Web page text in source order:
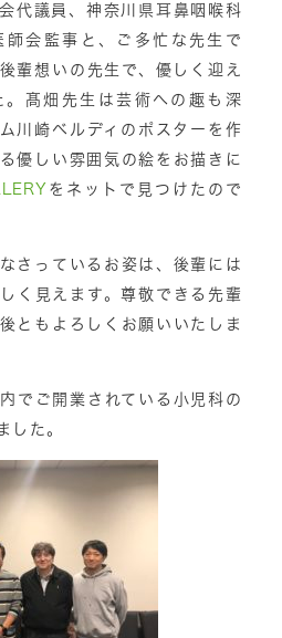
代議員、神奈川県耳鼻咽喉科
師会監事と、ご多忙な先生で
輩想いの先生で、優しく迎え
。髙畑先生は芸術への趣も深
川崎ベルディのポスターを作
優しい雰囲気の絵をお描きに
をネットで見つけたので
さっているお姿は、後輩には
く見えます。尊敬できる先輩
ともよろしくお願いいたしま
でご開業されている小児科の
した。